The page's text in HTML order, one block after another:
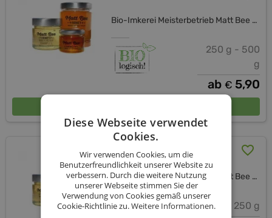
Bio-Imkerei Meisterbetrieb Matt Bee Honey
250 g - 500
g
ab € 5,90
Bio-Akazienhonig 250g
Bio-Imkerei Meisterbetrieb Matt Bee Honey
250 g
Diese Webseite verwendet
Cookies.
Wir verwenden Cookies, um die
Benutzerfreundlichkeit unserer Website zu
verbessern. Durch die weitere Nutzung
unserer Webseite stimmen Sie der
Verwendung von Cookies gemäß unserer
Cookie-Richtlinie zu.Weitere Informationen.